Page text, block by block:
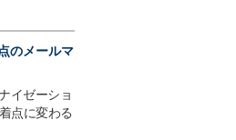
のメールマ
イゼーショ
点に変わる